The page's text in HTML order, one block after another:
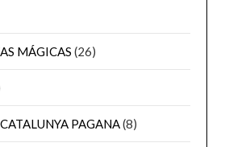
MÁGICAS (26)
PAGANA(8)